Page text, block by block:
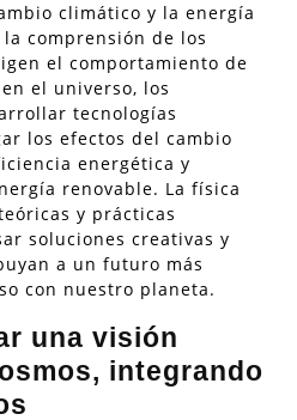
climático y la energía
comprensión de los
el comportamiento de
el universo, los
tecnologías
los efectos del cambio
energética y
renovable. La física
y prácticas
soluciones creativas y
a un futuro más
con nuestro planeta.
una visión
integrando